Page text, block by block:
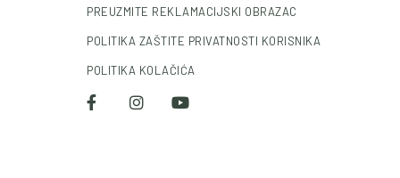
PREUZMITE REKLAMACIJSKI OBRAZAC
POLITIKA ZAŠTITE PRIVATNOSTI KORISNIKA
POLITIKA KOLAČIĆA